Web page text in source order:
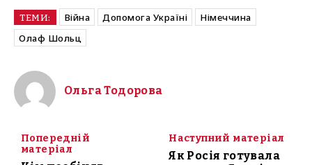
ТЕМИ: Війна Допомога Україні
Німеччина
Олаф Шольц
Ольга Тодорова
Попередній
матеріал
Наступний матеріал
Як Росія готувала